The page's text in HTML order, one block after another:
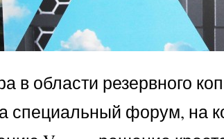
в области резервного
специальный форум, на